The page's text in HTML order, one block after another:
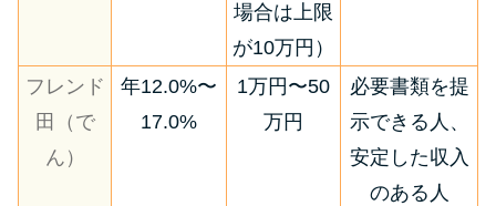
場合は上限
が10万円）
フレンド
田（で
ん）
年12.0%〜
17.0%
1万円〜50
万円
必要書類を提
示できる人、
安定した収入
のある人